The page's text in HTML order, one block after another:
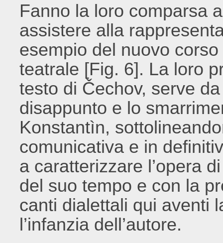
Fanno la loro comparsa
assistere alla
esempio del nuovo
teatrale [Fig. 6]. La loro
testo di Čechov, serve
disappunto e lo
Konstantìn,
comunicativa e in
a caratterizzare l’opera
del suo tempo e con la
canti dialettali qui aventi
l’infanzia dell’autore.